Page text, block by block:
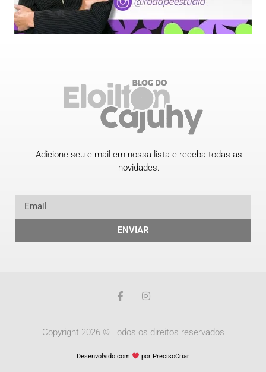
Adicione seu e-mail em nossa lista e receba todas as
novidades.
ENVIAR
Copyright 2026 © Todos os direitos reservados
Desenvolvido com por PrecisoCriar